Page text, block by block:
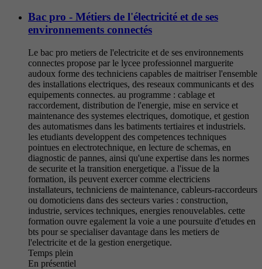
Bac pro - Métiers de l'électricité et de ses
environnements connectés
Le bac pro metiers de l'electricite et de ses environnements
connectes propose par le lycee professionnel marguerite
audoux forme des techniciens capables de maitriser l'ensemble
des installations electriques, des reseaux communicants et des
equipements connectes. au programme : cablage et
raccordement, distribution de l'energie, mise en service et
maintenance des systemes electriques, domotique, et gestion
des automatismes dans les batiments tertiaires et industriels.
les etudiants developpent des competences techniques
pointues en electrotechnique, en lecture de schemas, en
diagnostic de pannes, ainsi qu'une expertise dans les normes
de securite et la transition energetique. a l'issue de la
formation, ils peuvent exercer comme electriciens
installateurs, techniciens de maintenance, cableurs-raccordeurs
ou domoticiens dans des secteurs varies : construction,
industrie, services techniques, energies renouvelables. cette
formation ouvre egalement la voie a une poursuite d'etudes en
bts pour se specialiser davantage dans les metiers de
l'electricite et de la gestion energetique.
Temps plein
En présentiel